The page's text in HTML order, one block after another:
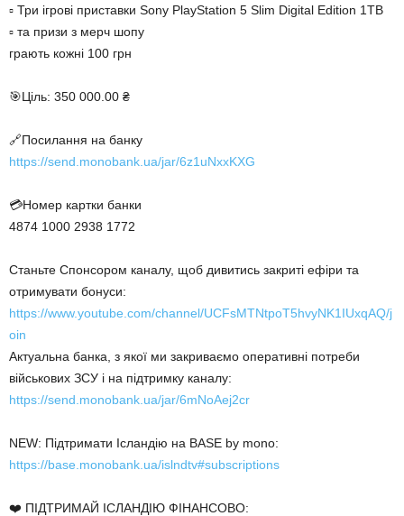
▫️ Три ігрові приставки Sony PlayStation 5 Slim Digital Edition 1TB
▫️ та призи з мерч шопу
грають кожні 100 грн
🎯Ціль: 350 000.00 ₴
🔗Посилання на банку
https://send.monobank.ua/jar/6z1uNxxKXG
💳Номер картки банки
4874 1000 2938 1772
Станьте Спонсором каналу, щоб дивитись закриті ефіри та
отримувати бонуси:
https://www.youtube.com/channel/UCFsMTNtpoT5hvyNK1IUxqAQ/j
oin
Актуальна банка, з якої ми закриваємо оперативні потреби
військових ЗСУ і на підтримку каналу:
https://send.monobank.ua/jar/6mNoAej2cr
NEW: Підтримати Ісландію на BASE by mono:
https://base.monobank.ua/islndtv#subscriptions
❤️ ПІДТРИМАЙ ІСЛАНДІЮ ФІНАНСОВО: